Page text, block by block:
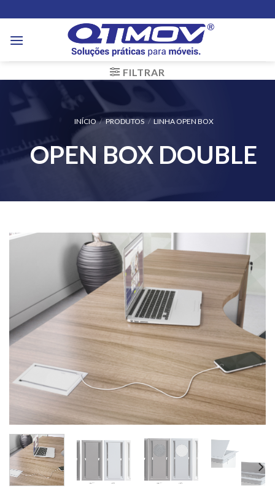
to
content
FILTRAR
INÍCIO / PRODUTOS / LINHA OPEN BOX
OPEN BOX DOUBLE